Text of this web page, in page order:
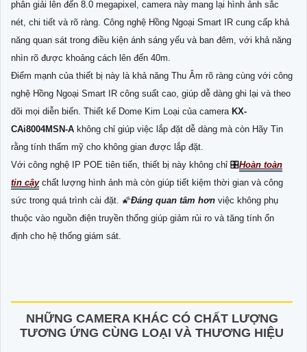
phân giải lên đến 8.0 megapixel, camera này mang lại hình ảnh sắc
nét, chi tiết và rõ ràng. Công nghệ Hồng Ngoại Smart IR cung cấp khả
năng quan sát trong điều kiện ánh sáng yếu và ban đêm, với khả năng
nhìn rõ được khoảng cách lên đến 40m.
Điểm mạnh của thiết bị này là khả năng Thu Âm rõ ràng cùng với công
nghệ Hồng Ngoại Smart IR công suất cao, giúp dễ dàng ghi lại và theo
dõi mọi diễn biến. Thiết kế Dome Kim Loại của camera KX-
CAi8004MSN-A không chỉ giúp việc lắp đặt dễ dàng mà còn Hãy Tin
rằng tính thẩm mỹ cho không gian được lắp đặt.
Với công nghệ IP POE tiên tiến, thiết bị này không chỉ 🎛Hoàn toàn
tin cậychất lượng hình ảnh mà còn giúp tiết kiệm thời gian và công
sức trong quá trình cài đặt. 🌠Đáng quan tâm hơn việc không phụ
thuộc vào nguồn điện truyền thống giúp giảm rủi ro và tăng tính ổn
định cho hệ thống giám sát.
NHỮNG CAMERA KHÁC CÓ CHẤT LƯỢNG
TƯƠNG ỨNG CÙNG LOẠI VÀ THƯƠNG HIỆU